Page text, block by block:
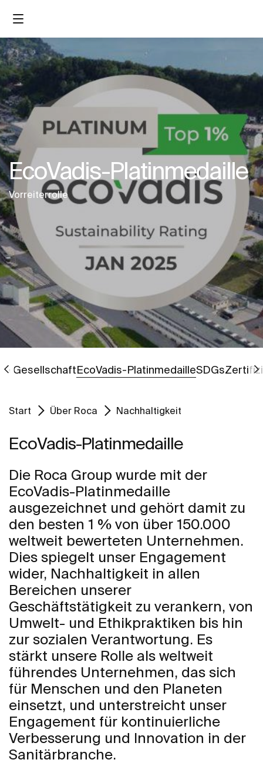
EcoVadis-Platinmedaille
Vorreiterrolle
Gehe zu Gehe zu
GesellschaftEcoVadis-PlatinmedailleSDGs
Start Über Roca Nachhaltigkeit
EcoVadis-Platinmedaille
Die Roca Group wurde mit der
EcoVadis-Platinmedaille
ausgezeichnet und gehört damit zu
den besten 1 % von über 150.000
weltweit bewerteten Unternehmen.
Dies spiegelt unser Engagement
wider, Nachhaltigkeit in allen
Bereichen unserer
Geschäftstätigkeit zu verankern, von
Umwelt- und Ethikpraktiken bis hin
zur sozialen Verantwortung. Es
stärkt unsere Rolle als weltweit
führendes Unternehmen, das sich
für Menschen und den Planeten
einsetzt, und unterstreicht unser
Engagement für kontinuierliche
Verbesserung und Innovation in der
Sanitärbranche.